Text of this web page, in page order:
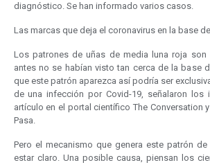
diagnóstico. Se han informado varios casos.
Las marcas que deja el coronavirus en la base
Los patrones de uñas de media luna roja son
antes no se habían visto tan cerca de la base
que este patrón aparezca así podría ser
de una infección por Covid-19, señalaron los
artículo en el portal científico The Conversation
Pasa.
Pero el mecanismo que genera este patrón
estar claro. Una posible causa, piensan los